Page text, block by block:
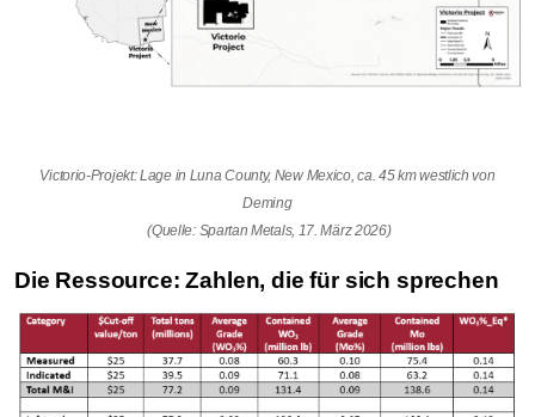
Victorio-Projekt: Lage in Luna County, New Mexico, ca. 45 km westlich von
Deming
(Quelle: Spartan Metals, 17. März 2026)
Die Ressource: Zahlen, die für sich sprechen